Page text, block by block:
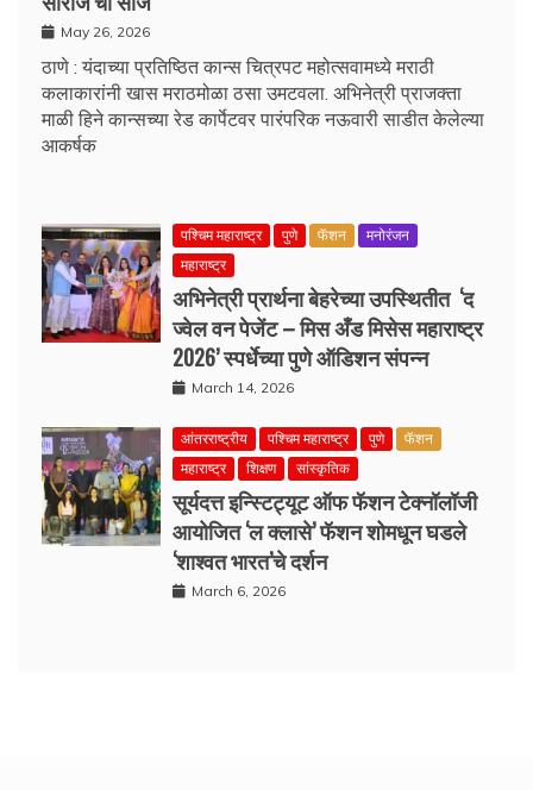
May 26, 2026
ठाणे : यंदाच्या प्रतिष्ठित कान्स चित्रपट महोत्सवामध्ये मराठी
कलाकारांनी खास मराठमोळा ठसा उमटवला. अभिनेत्री प्राजक्ता
माळी हिने कान्सच्या रेड कार्पेटवर पारंपरिक नऊवारी साडीत केलेल्या
आकर्षक
पश्चिम महाराष्ट्र पुणे फॅशन
मनोरंजन
महाराष्ट्र
अभिनेत्री प्रार्थना बेहरेच्या उपस्थितीत ‘द
ज्वेल वन पेजेंट – मिस अँड मिसेस महाराष्ट्र
2026’ स्पर्धेच्या पुणे ऑडिशन संपन्न
March 14, 2026
आंतरराष्ट्रीय पश्चिम महाराष्ट्र पुणे
फॅशन
महाराष्ट्र
शिक्षण सांस्कृतिक
सूर्यदत्त इन्स्टिट्यूट ऑफ फॅशन टेक्नॉलॉजी
आयोजित ‘ल क्लासे’ फॅशन शोमधून घडले
‘शाश्वत भारत’चे दर्शन
March 6, 2026